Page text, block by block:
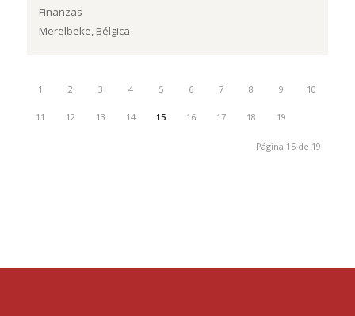
Finanzas
Merelbeke, Bélgica
1 2 3 4 5 6 7 8 9 10
11 12 13 14 15 16 17 18 19
Página 15 de 19